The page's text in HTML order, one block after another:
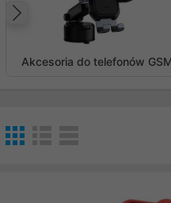
Akcesoria do telefonów
Poprzedni